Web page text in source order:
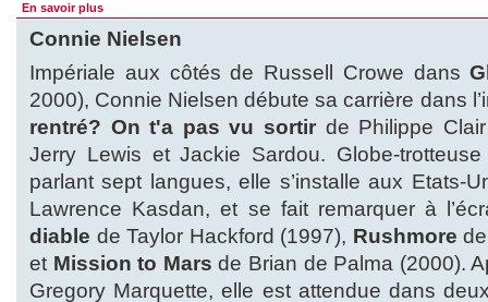
En savoir plus
Connie Nielsen
Impériale aux côtés de Russell Crowe dans
2000), Connie Nielsen débute sa carrière dans
rentré? On t'a pas vu sortirde Philippe
Jerry Lewis et Jackie Sardou. Globe-
parlant sept langues, elle s’installe aux Etats-
Lawrence Kasdan, et se fait remarquer à
diable de Taylor Hackford (1997), Rushmore
et Mission to Mars de Brian de Palma (2000).
Gregory Marquette, elle est attendue dans